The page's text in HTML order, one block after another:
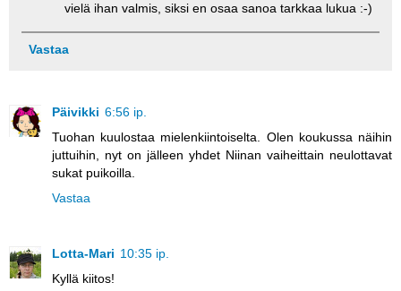
vielä ihan valmis, siksi en osaa sanoa tarkkaa lukua :-)
Vastaa
Päivikki 6:56 ip.
Tuohan kuulostaa mielenkiintoiselta. Olen koukussa näihin
juttuihin, nyt on jälleen yhdet Niinan vaiheittain neulottavat
sukat puikoilla.
Vastaa
Lotta-Mari 10:35 ip.
Kyllä kiitos!